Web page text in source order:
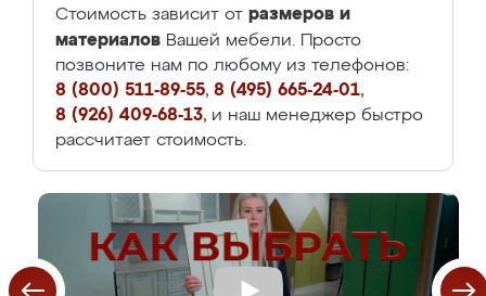
Стоимость зависит от размеров и
материалов Вашей мебели. Просто
позвоните нам по любому из телефонов:
8 (800) 511-89-55, 8 (495) 665-24-01,
8 (926) 409-68-13, и наш менеджер быстро
рассчитает стоимость.